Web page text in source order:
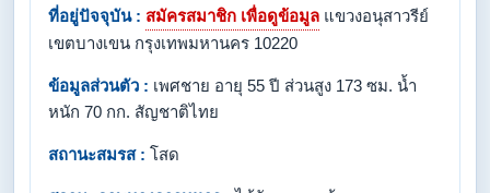
ที่อยู่ปัจจุบัน : สมัครสมาชิก เพื่อดูข้อมูล แขวงอนุสาวรีย์
เขตบางเขน กรุงเทพมหานคร 10220
ข้อมูลส่วนตัว : เพศชาย อายุ 55 ปี ส่วนสูง 173 ซม. น้ำ
หนัก 70 กก. สัญชาติไทย
สถานะสมรส : โสด